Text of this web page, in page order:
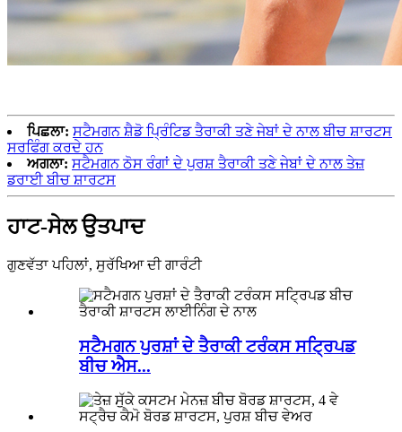
ਪਿਛਲਾ: ਸਟੈਮਗਨ ਸ਼ੈਡੋ ਪ੍ਰਿੰਟਿਡ ਤੈਰਾਕੀ ਤਣੇ ਜੇਬਾਂ ਦੇ ਨਾਲ ਬੀਚ ਸ਼ਾਰਟਸ
ਸਰਫਿੰਗ ਕਰਦੇ ਹਨ
ਅਗਲਾ: ਸਟੈਮਗਨ ਠੋਸ ਰੰਗਾਂ ਦੇ ਪੁਰਸ਼ ਤੈਰਾਕੀ ਤਣੇ ਜੇਬਾਂ ਦੇ ਨਾਲ ਤੇਜ਼
ਡਰਾਈ ਬੀਚ ਸ਼ਾਰਟਸ
ਹਾਟ-ਸੇਲ ਉਤਪਾਦ
ਗੁਣਵੱਤਾ ਪਹਿਲਾਂ, ਸੁਰੱਖਿਆ ਦੀ ਗਾਰੰਟੀ
ਸਟੈਮਗਨ ਪੁਰਸ਼ਾਂ ਦੇ ਤੈਰਾਕੀ ਟਰੰਕਸ ਸਟ੍ਰਿਪਡ
ਬੀਚ ਐਸ...